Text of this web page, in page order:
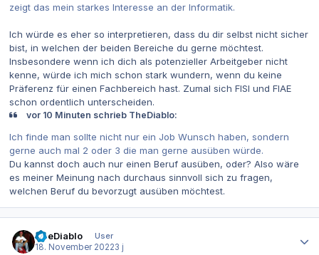
zeigt das mein starkes Interesse an der Informatik.
Ich würde es eher so interpretieren, dass du dir selbst nicht sicher
bist, in welchen der beiden Bereiche du gerne möchtest.
Insbesondere wenn ich dich als potenzieller Arbeitgeber nicht
kenne, würde ich mich schon stark wundern, wenn du keine
Präferenz für einen Fachbereich hast. Zumal sich FISI und FIAE
schon ordentlich unterscheiden.
vor 10 Minuten schrieb TheDiablo:
Ich finde man sollte nicht nur ein Job Wunsch haben, sondern
gerne auch mal 2 oder 3 die man gerne ausüben würde.
Du kannst doch auch nur einen Beruf ausüben, oder? Also wäre
es meiner Meinung nach durchaus sinnvoll sich zu fragen,
welchen Beruf du bevorzugt ausüben möchtest.
TheDiablo
User
18. November 20223 j